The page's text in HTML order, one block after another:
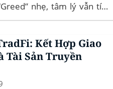
nhẹ, tâm lý vẫn tích
giữ vững 104 k USD sẽ
tích lũy, tạo bàn đạp cho
Kết Hợp Giao
Tài Sản Truyền